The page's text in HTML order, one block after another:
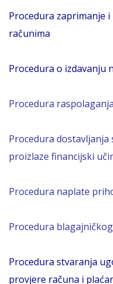
Procedura zaprimanje
računima
Procedura o izdavanju
Procedura
Procedura dostavljanja
proizlaze financijski
Procedura naplate
Procedura
Procedura stvaranja
provjere računa i